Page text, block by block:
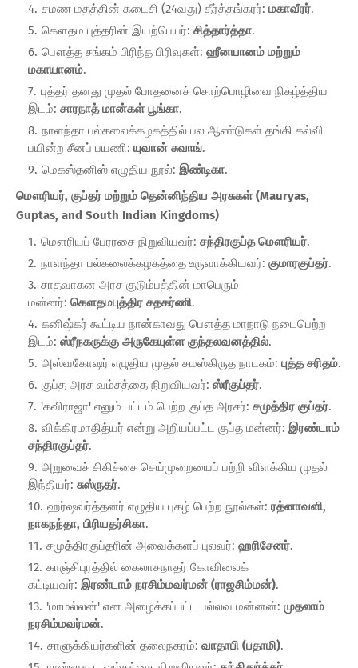
சமண மதத்தின் கடைசி (24வது) தீர்த்தங்கரர்: மகாவீரர்.
கௌதம புத்தரின் இயற்பெயர்: சித்தார்த்தா.
பௌத்த சங்கம் பிரிந்த பிரிவுகள்: ஹீனயானம் மற்றும்
மகாயானம்.
புத்தர் தனது முதல் போதனைச் சொற்பொழிவை நிகழ்த்திய
இடம்: சாரநாத் மான்கள் பூங்கா.
நாளந்தா பல்கலைக்கழகத்தில் பல ஆண்டுகள் தங்கி கல்வி
பயின்ற சீனப் பயணி: யுவான் சுவாங்.
மெகஸ்தனிஸ் எழுதிய நூல்: இண்டிகா.
மௌரியர், குப்தர் மற்றும் தென்னிந்திய அரசுகள் (Mauryas,
Guptas, and South Indian Kingdoms)
மௌரியப் பேரரசை நிறுவியவர்: சந்திரகுப்த மௌரியர்.
நாளந்தா பல்கலைக்கழகத்தை உருவாக்கியவர்: குமாரகுப்தர்.
சாதவாகன அரச குடும்பத்தின் மாபெரும்
மன்னர்: கௌதமபுத்திர சதகர்ணி.
கனிஷ்கர் கூட்டிய நான்காவது பௌத்த மாநாடு நடைபெற்ற
இடம்: ஸ்ரீநகருக்கு அருகேயுள்ள குந்தலவனத்தில்.
அஸ்வகோஷர் எழுதிய முதல் சமஸ்கிருத நாடகம்: புத்த சரிதம்.
குப்த அரச வம்சத்தை நிறுவியவர்: ஸ்ரீகுப்தர்.
'கவிராஜா' எனும் பட்டம் பெற்ற குப்த அரசர்: சமுத்திர குப்தர்.
விக்கிரமாதித்யர் என்று அறியப்பட்ட குப்த மன்னர்: இரண்டாம்
சந்திரகுப்தர்.
அறுவைச் சிகிச்சை செய்முறையைப் பற்றி விளக்கிய முதல்
இந்தியர்: சுஸ்ருதர்.
ஹர்ஷவர்த்தனர் எழுதிய புகழ் பெற்ற நூல்கள்: ரத்னாவளி,
நாகநந்தா, பிரியதர்சிகா.
சமுத்திரகுப்தரின் அவைக்களப் புலவர்: ஹரிசேனர்.
காஞ்சிபுரத்தில் கைலாசநாதர் கோவிலைக்
கட்டியவர்: இரண்டாம் நரசிம்மவர்மன் (ராஜசிம்மன்).
'மாமல்லன்' என அழைக்கப்பட்ட பல்லவ மன்னன்: முதலாம்
நரசிம்மவர்மன்.
சாளுக்கியர்களின் தலைநகரம்: வாதாபி (பதாமி).